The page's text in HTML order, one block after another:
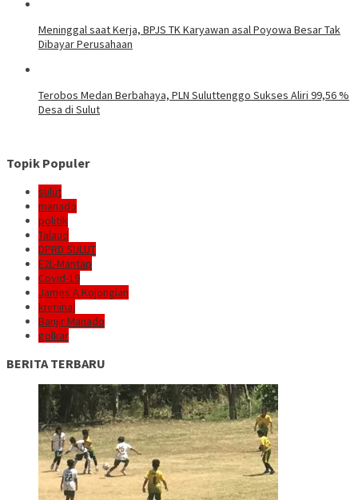
Meninggal saat Kerja, BPJS TK Karyawan asal Poyowa Besar Tak
Dibayar Perusahaan
Terobos Medan Berbahaya, PLN Suluttenggo Sukses Aliri 99,56 %
Desa di Sulut
Topik Populer
sulut
manado
politik
Talaud
DPRD SULUT
E2L-Mantap
Covid-19
James A Kojongian
kriminal
Banjir Manado
golkar
BERITA TERBARU